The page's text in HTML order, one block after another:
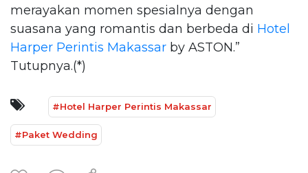
merayakan momen spesialnya dengan
suasana yang romantis dan berbeda di Hotel
Harper Perintis Makassar by ASTON.”
Tutupnya.(*)
#Hotel Harper Perintis Makassar
#Paket Wedding